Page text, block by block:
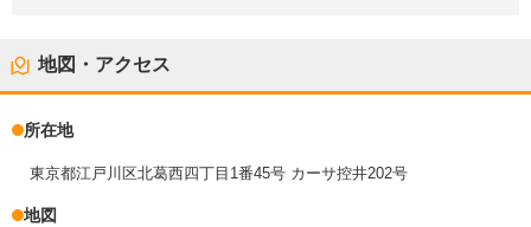
地図・アクセス
所在地
東京都江戸川区北葛西四丁目1番45号 カーサ控井202号
地図